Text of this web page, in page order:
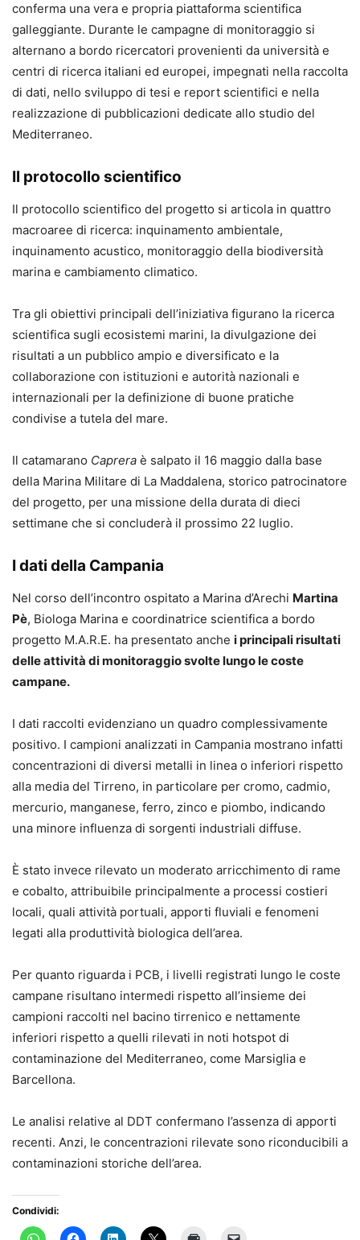
conferma una vera e propria piattaforma scientifica
galleggiante. Durante le campagne di monitoraggio si
alternano a bordo ricercatori provenienti da università e
centri di ricerca italiani ed europei, impegnati nella raccolta
di dati, nello sviluppo di tesi e report scientifici e nella
realizzazione di pubblicazioni dedicate allo studio del
Mediterraneo.
Il protocollo scientifico
Il protocollo scientifico del progetto si articola in quattro
macroaree di ricerca: inquinamento ambientale,
inquinamento acustico, monitoraggio della biodiversità
marina e cambiamento climatico.
Tra gli obiettivi principali dell’iniziativa figurano la ricerca
scientifica sugli ecosistemi marini, la divulgazione dei
risultati a un pubblico ampio e diversificato e la
collaborazione con istituzioni e autorità nazionali e
internazionali per la definizione di buone pratiche
condivise a tutela del mare.
Il catamarano Caprera è salpato il 16 maggio dalla base
della Marina Militare di La Maddalena, storico patrocinatore
del progetto, per una missione della durata di dieci
settimane che si concluderà il prossimo 22 luglio.
I dati della Campania
Nel corso dell’incontro ospitato a Marina d’Arechi Martina
Pè, Biologa Marina e coordinatrice scientifica a bordo
progetto M.A.R.E. ha presentato anche i principali risultati
delle attività di monitoraggio svolte lungo le coste
campane.
I dati raccolti evidenziano un quadro complessivamente
positivo. I campioni analizzati in Campania mostrano infatti
concentrazioni di diversi metalli in linea o inferiori rispetto
alla media del Tirreno, in particolare per cromo, cadmio,
mercurio, manganese, ferro, zinco e piombo, indicando
una minore influenza di sorgenti industriali diffuse.
È stato invece rilevato un moderato arricchimento di rame
e cobalto, attribuibile principalmente a processi costieri
locali, quali attività portuali, apporti fluviali e fenomeni
legati alla produttività biologica dell’area.
Per quanto riguarda i PCB, i livelli registrati lungo le coste
campane risultano intermedi rispetto all’insieme dei
campioni raccolti nel bacino tirrenico e nettamente
inferiori rispetto a quelli rilevati in noti hotspot di
contaminazione del Mediterraneo, come Marsiglia e
Barcellona.
Le analisi relative al DDT confermano l’assenza di apporti
recenti. Anzi, le concentrazioni rilevate sono riconducibili a
contaminazioni storiche dell’area.
Condividi: